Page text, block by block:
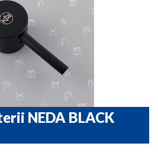
NEDA BLACK